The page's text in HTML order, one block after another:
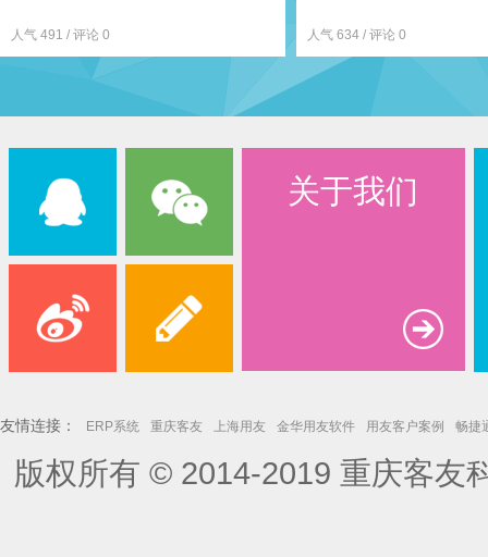
人气 491 / 评论 0 人气 634 / 评论 0
关于我们
友情连接： ERP系统 重庆客友 上海用友 金华用友软件 用友客户案例 畅捷
版权所有 © 2014-2019重庆客友